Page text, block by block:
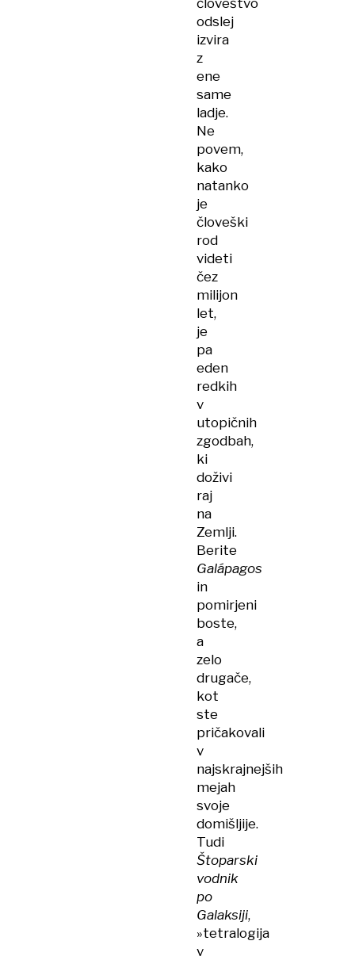
odslej
izvira
z
ene
same
ladje.
Ne
povem,
kako
natanko
je
človeški
rod
videti
čez
milijon
let,
je
pa
eden
redkih
v
utopičnih
zgodbah,
ki
doživi
raj
na
Zemlji.
Berite
Galápagos
in
pomirjeni
boste,
a
zelo
drugače,
kot
ste
pričakovali
v
najskrajnejših
mejah
svoje
domišljije.
Tudi
Štoparski
vodnik
po
Galaksiji,
»tetralogija
v